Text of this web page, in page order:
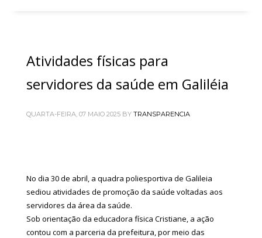
Atividades físicas para
servidores da saúde em Galiléia
QUARTA-FEIRA, 07 MAIO 2025 BY TRANSPARENCIA
No dia 30 de abril, a quadra poliesportiva de Galileia
sediou atividades de promoção da saúde voltadas aos
servidores da área da saúde.
Sob orientação da educadora física Cristiane, a ação
contou com a parceria da prefeitura, por meio das